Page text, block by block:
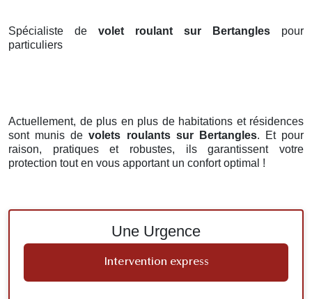
Spécialiste de volet roulant sur Bertangles pour
particuliers
Actuellement, de plus en plus de habitations et résidences
sont munis devolets roulants sur Bertangles. Et pour
raison, pratiques et robustes, ils garantissent votre
protection tout en vous apportant un confort optimal !
Une Urgence
Intervention express